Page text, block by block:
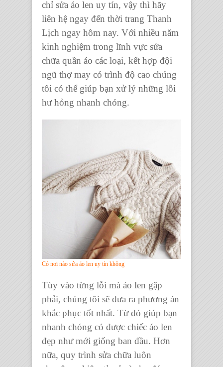
chỉ sửa áo len uy tín, vậy thì hãy
liên hệ ngay đến thời trang Thanh
Lịch ngay hôm nay. Với nhiều năm
kinh nghiệm trong lĩnh vực sửa
chữa quần áo các loại, kết hợp đội
ngũ thợ may có trình độ cao chúng
tôi có thể giúp bạn xử lý những lỗi
hư hỏng nhanh chóng.
Có nơi nào sửa áo len uy tín không
Tùy vào từng lỗi mà áo len gặp
phải, chúng tôi sẽ đưa ra phương án
khắc phục tốt nhất. Từ đó giúp bạn
nhanh chóng có được chiếc áo len
đẹp như mới giống ban đầu. Hơn
nữa, quy trình sửa chữa luôn